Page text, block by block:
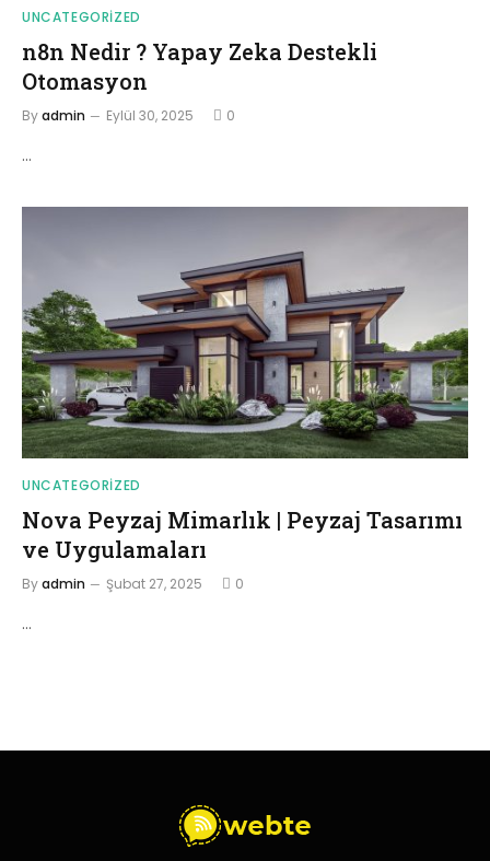
UNCATEGORIZED
n8n Nedir ? Yapay Zeka Destekli
Otomasyon
Byadmin Eylül 30, 2025 0
…
UNCATEGORIZED
Nova Peyzaj Mimarlık | Peyzaj Tasarımı
ve Uygulamaları
Byadmin Şubat 27, 2025 0
…